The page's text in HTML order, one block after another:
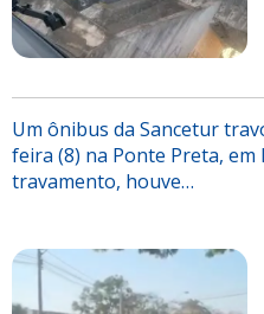
Um ônibus da Sancetur
feira (8) na Ponte Preta, em
travamento, houve…